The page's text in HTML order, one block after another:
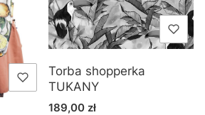
Torba shopperka
TUKANY
Cena
189,00 zł